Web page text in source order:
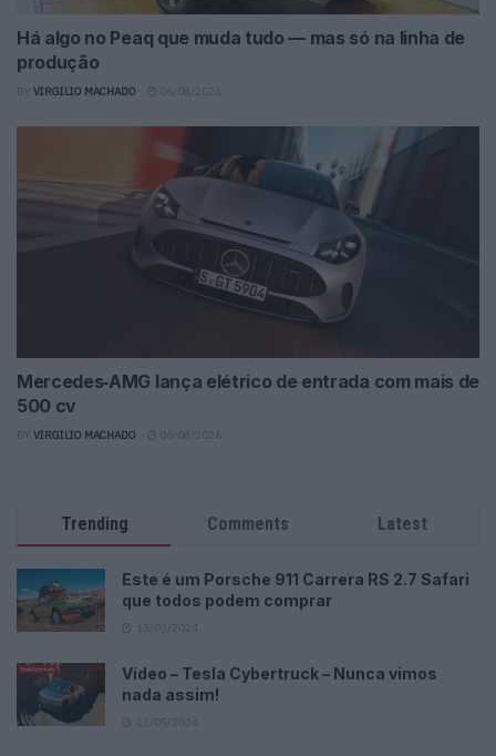
Há algo no Peaq que muda tudo — mas só na linha de
produção
VIRGILIO MACHADO
Mercedes‑AMG lança elétrico de entrada com mais de
500 cv
VIRGILIO MACHADO
Trending Comments Latest
Este é um Porsche 911 Carrera RS 2.7 Safari
que todos podem comprar
Vídeo – Tesla Cybertruck – Nunca vimos
nada assim!